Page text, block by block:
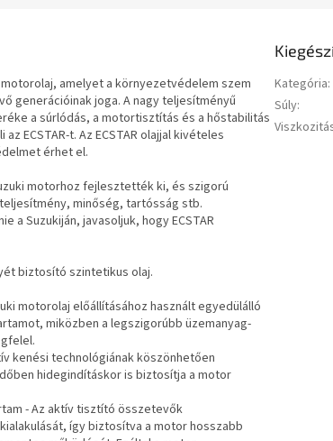
motorolaj, amelyet a környezetvédelem szem
generációinak joga. A nagy teljesítményű
a súrlódás, a motortisztítás és a hőstabilitás
ECSTAR-t. Az ECSTAR olajjal kivételes
érhet el.
motorhoz fejlesztették ki, és szigorú
minőség, tartósság stb.
a Suzukiján, javasoljuk, hogy ECSTAR
biztosító szintetikus olaj.
motorolaj előállításához használt egyedülálló
miközben a legszigorúbb üzemanyag-
kenési technológiának köszönhetően
hidegindításkor is biztosítja a motor
- Az aktív tisztító összetevők
így biztosítva a motor hosszabb
Kategória:
Súly: